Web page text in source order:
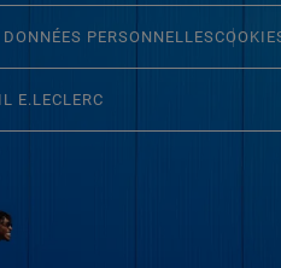
PERSONNELLES
E.LECLERC